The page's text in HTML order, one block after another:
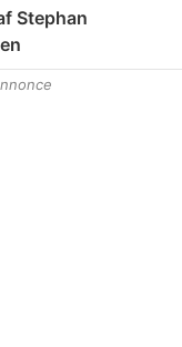
Stephan